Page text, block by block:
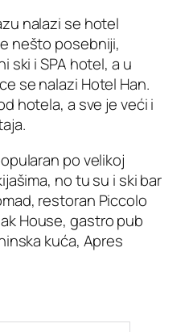
nalazi se hotel
nešto posebniji,
ski i SPA hotel, a u
se nalazi Hotel Han.
hotela, a sve je veći i
po velikoj
no tu su i ski bar
restoran Piccolo
House, gastro pub
kuća, Apres